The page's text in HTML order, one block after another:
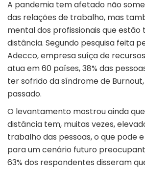
A pandemia tem afetado não
das relações de trabalho, mas
mental dos profissionais que
distância. Segundo pesquisa feita
Adecco, empresa suíça de
atua em 60 países, 38% das
ter sofrido da síndrome de
passado.
O levantamento mostrou ainda
distância tem, muitas vezes,
trabalho das pessoas, o que pode
para um cenário futuro
63% dos respondentes disseram